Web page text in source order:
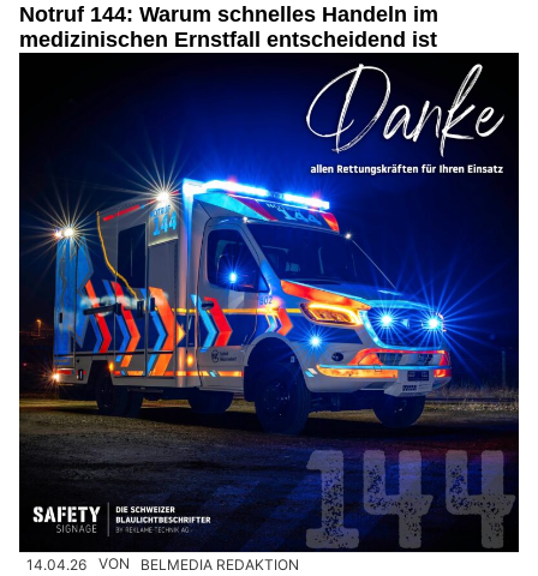
Notruf 144: Warum schnelles Handeln im
medizinischen Ernstfall entscheidend ist
14.04.26 VON BELMEDIA REDAKTION